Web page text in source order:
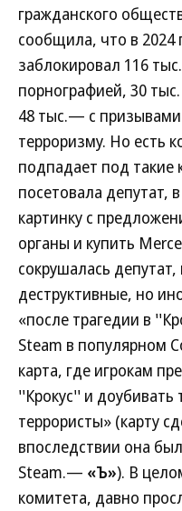
гражданского
сообщила, что в 2024
заблокировал 116
порнографией, 30
48 тыс.— с призывами
терроризму. Но есть
подпадает под такие
посетовала депутат,
картинку с
органы и купить
сокрушалась
деструктивные, но
«после трагедии в
Steam в популярном
карта, где игрокам
''Крокус'' и доубивать
террористы» (карту
впоследствии она
Steam.— «Ъ»). В
комитета, давно